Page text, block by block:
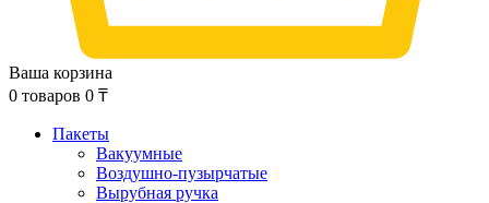
Ваша корзина
0 товаров 0 ₸
Пакеты
Вакуумные
Воздушно-пузырчатые
Вырубная ручка